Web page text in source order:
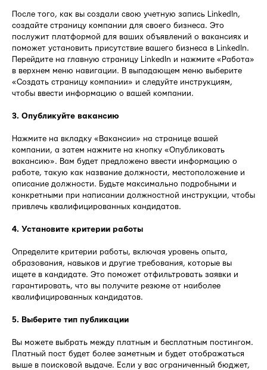
После того, как вы создали свою учетную запись LinkedIn,
создайте страницу компании для своего бизнеса. Это
послужит платформой для ваших объявлений о вакансиях и
поможет установить присутствие вашего бизнеса в LinkedIn.
Перейдите на главную страницу LinkedIn и нажмите «Работа»
в верхнем меню навигации. В выпадающем меню выберите
«Создать страницу компании» и следуйте инструкциям,
чтобы ввести информацию о вашей компании.
3. Опубликуйте вакансию
Нажмите на вкладку «Вакансии» на странице вашей
компании, а затем нажмите на кнопку «Опубликовать
вакансию». Вам будет предложено ввести информацию о
работе, такую как название должности, местоположение и
описание должности. Будьте максимально подробными и
конкретными при написании должностной инструкции, чтобы
привлечь квалифицированных кандидатов.
4. Установите критерии работы
Определите критерии работы, включая уровень опыта,
образования, навыков и другие требования, которые вы
ищете в кандидате. Это поможет отфильтровать заявки и
гарантировать, что вы получите резюме от наиболее
квалифицированных кандидатов.
5. Выберите тип публикации
Вы можете выбрать между платным и бесплатным постингом.
Платный пост будет более заметным и будет отображаться
выше в поисковой выдаче. Если у вас ограниченный бюджет,